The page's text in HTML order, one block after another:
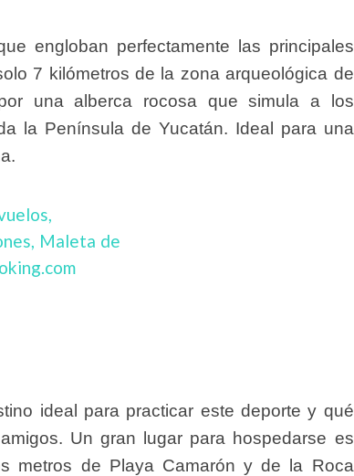
engloban perfectamente las principales
7 kilómetros de la zona arqueológica de
una alberca rocosa que simula a los
la Península de Yucatán. Ideal para una
ideal para practicar este deporte y qué
Un gran lugar para hospedarse es
metros de Playa Camarón y de la Roca